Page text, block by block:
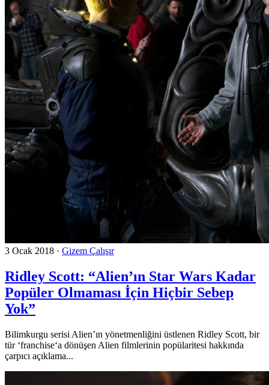
3 Ocak 2018 · Gizem Çalışır
Ridley Scott: “Alien’ın Star Wars Kadar
Popüler Olmaması İçin Hiçbir Sebep
Yok”
Bilimkurgu serisi Alien’ın yönetmenliğini üstlenen Ridley Scott, bir
tür ‘franchise‘a dönüşen Alien filmlerinin popülaritesi hakkında
çarpıcı açıklama...